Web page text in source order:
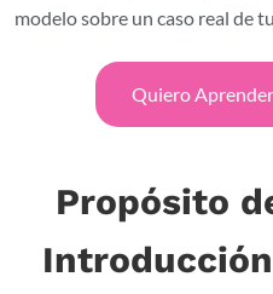
modelo sobre un caso real de
Quiero
Propósito